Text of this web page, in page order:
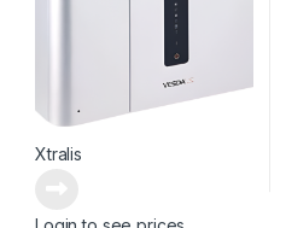
Xtralis